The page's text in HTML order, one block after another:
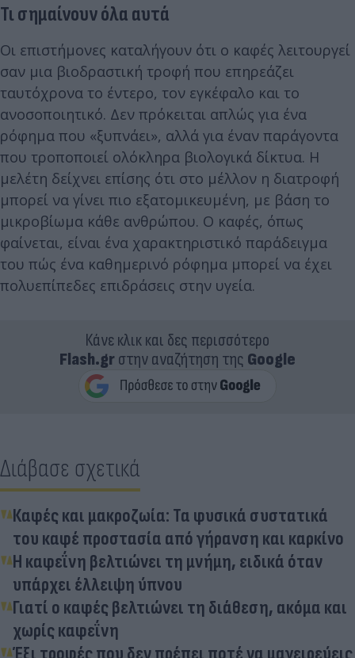
Τι σημαίνουν όλα αυτά
Οι επιστήμονες καταλήγουν ότι ο καφές λειτουργεί
σαν μια βιοδραστική τροφή που επηρεάζει
ταυτόχρονα το έντερο, τον εγκέφαλο και το
ανοσοποιητικό. Δεν πρόκειται απλώς για ένα
ρόφημα που «ξυπνάει», αλλά για έναν παράγοντα
που τροποποιεί ολόκληρα βιολογικά δίκτυα. Η
μελέτη δείχνει επίσης ότι στο μέλλον η διατροφή
μπορεί να γίνει πιο εξατομικευμένη, με βάση το
μικροβίωμα κάθε ανθρώπου. Ο καφές, όπως
φαίνεται, είναι ένα χαρακτηριστικό παράδειγμα
του πώς ένα καθημερινό ρόφημα μπορεί να έχει
πολυεπίπεδες επιδράσεις στην υγεία.
Κάνε κλικ και δες περισσότερο
Flash.grστην αναζήτηση της Google
Διάβασε σχετικά
Καφές και μακροζωία: Τα φυσικά συστατικά
του καφέ προστασία από γήρανση και καρκίνο
Η καφεΐνη βελτιώνει τη μνήμη, ειδικά όταν
υπάρχει έλλειψη ύπνου
Γιατί ο καφές βελτιώνει τη διάθεση, ακόμα και
χωρίς καφεΐνη
Έξι τροφές που δεν πρέπει ποτέ να μαγειρεύεις